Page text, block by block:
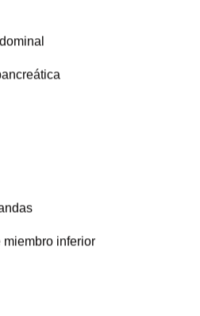
inferior